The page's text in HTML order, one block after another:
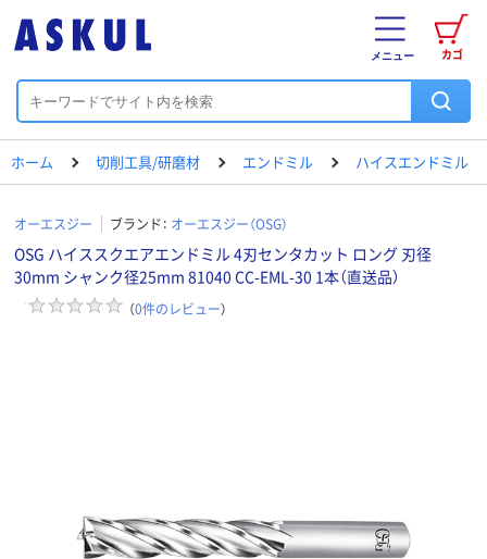
カゴ
メニュー
ホーム 切削工具/研磨材 エンドミル ハイスエンドミル
オーエスジー ブランド： オーエスジー（OSG）
OSG ハイススクエアエンドミル 4刃センタカット ロング 刃径
30mm シャンク径25mm 81040 CC-EML-30 1本（直送品）
（0件のレビュー）